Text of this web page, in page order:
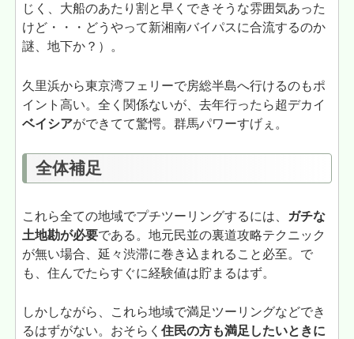
じく、大船のあたり割と早くできそうな雰囲気あった
けど・・・どうやって新湘南バイパスに合流するのか
謎、地下か？）。
久里浜から東京湾フェリーで房総半島へ行けるのもポ
イント高い。全く関係ないが、去年行ったら超デカイ
ベイシアができてて驚愕。群馬パワーすげぇ。
全体補足
これら全ての地域でプチツーリングするには、
ガチな
土地勘が必要である。地元民並の裏道攻略テクニック
が無い場合、延々渋滞に巻き込まれること必至。で
も、住んでたらすぐに経験値は貯まるはず。
しかしながら、これら地域で満足ツーリングなどでき
るはずがない。おそらく住民の方も満足したいときに